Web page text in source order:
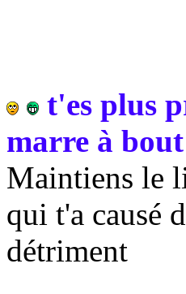
t'es plus
marre à bout
Maintiens le
qui t'a causé
détriment